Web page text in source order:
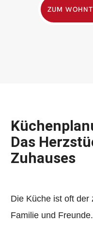
ZUM
Das
Zuhauses
Die Küche ist oft der
Familie und